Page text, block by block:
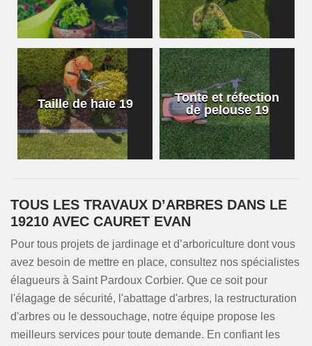
Taille de haie 19
Tonte et réfection
de pelouse 19
TOUS LES TRAVAUX D’ARBRES DANS LE
19210 AVEC CAURET EVAN
Pour tous projets de jardinage et d’arboriculture dont vous
avez besoin de mettre en place, consultez nos spécialistes
élagueurs à Saint Pardoux Corbier. Que ce soit pour
l'élagage de sécurité, l'abattage d'arbres, la restructuration
d'arbres ou le dessouchage, notre équipe propose les
meilleurs services pour toute demande. En confiant les